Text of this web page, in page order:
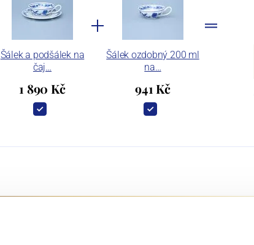
Šálek a podšálek na
čaj…
1 890 Kč
Šálek ozdobný 200 ml
na…
941 Kč